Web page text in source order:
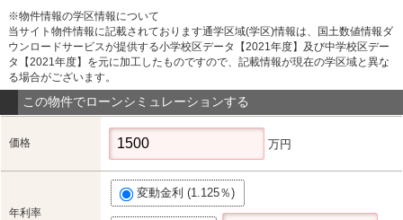
※物件情報の学区情報について
当サイト物件情報に記載されております通学区域(学区)情報は、国土数値情報ダ
ウンロードサービスが提供する小学校区データ【2021年度】及び中学校区デー
タ【2021年度】を元に加工したものですので、記載情報が現在の学区域と異な
る場合がございます。
この物件でローンシミュレーションする
価格 万円
年利率
変動金利 (1.125％)